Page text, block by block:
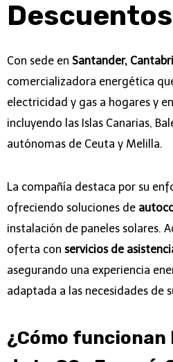
Descuentos
Con sede en Santander,
comercializadora energética
electricidad y gas a hogares y
incluyendo las Islas Canarias,
autónomas de Ceuta y Melilla.
La compañía destaca por su
ofreciendo soluciones de
instalación de paneles solares.
oferta con servicios de
asegurando una experiencia
adaptada a las necesidades de
¿Cómo